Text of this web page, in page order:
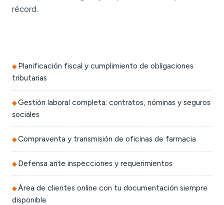
récord.
Planificación fiscal y cumplimiento de obligaciones
tributarias
Gestión laboral completa: contratos, nóminas y seguros
sociales
Compraventa y transmisión de oficinas de farmacia
Defensa ante inspecciones y requerimientos
Área de clientes online con tu documentación siempre
disponible